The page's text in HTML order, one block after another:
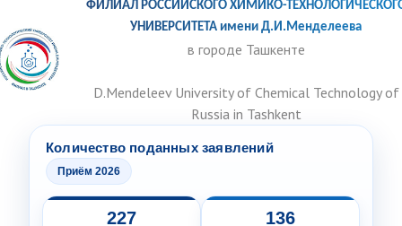
ФИЛИАЛ РОССИЙСКОГО ХИМИКО-
УНИВЕРСИТЕТА имени Д.И.Менделеева
в городе Ташкенте
D.Mendeleev University of Chemical Technology of
Russia in Tashkent
Количество поданных заявлений
Приём 2026
227 136